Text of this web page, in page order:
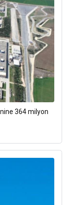
364 milyon